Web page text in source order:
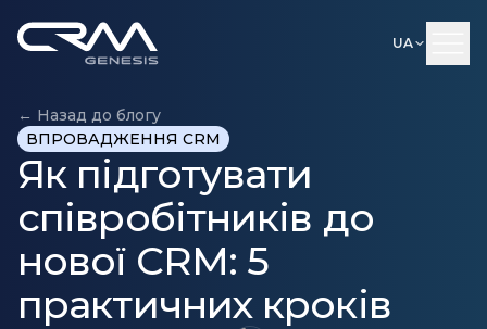
UA
← Назад до блогу
ВПРОВАДЖЕННЯ CRM
Як підготувати
співробітників до
нової CRM: 5
практичних кроків